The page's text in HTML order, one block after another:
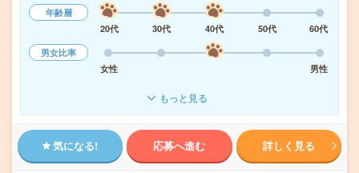
年齢層
20代
30代 40代 50代
60代
男女比率
女性
男性
もっと見る
気になる! 応募へ進む 詳しく見る